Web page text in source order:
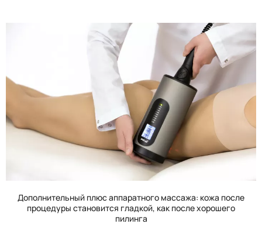
Дополнительный плюс аппаратного массажа: кожа после
процедуры становится гладкой, как после хорошего
пилинга